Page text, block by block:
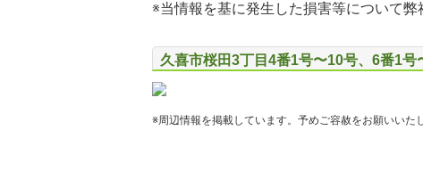
※当情報を基に発生した損害等について
久喜市桜田3丁目4番1号〜10号、6番1
※周辺情報を掲載しています。予めご容赦をお願いいた